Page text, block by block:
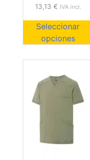
13,13 € IVA incl.
Seleccionar
opciones